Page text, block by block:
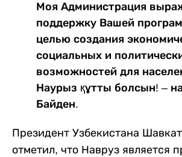
Моя Администрация
поддержку Вашей
целью создания
социальных и
возможностей для
Наурыз құтты болсын! ‒
Байден.
Президент Узбекистана
отметил, что Навруз является